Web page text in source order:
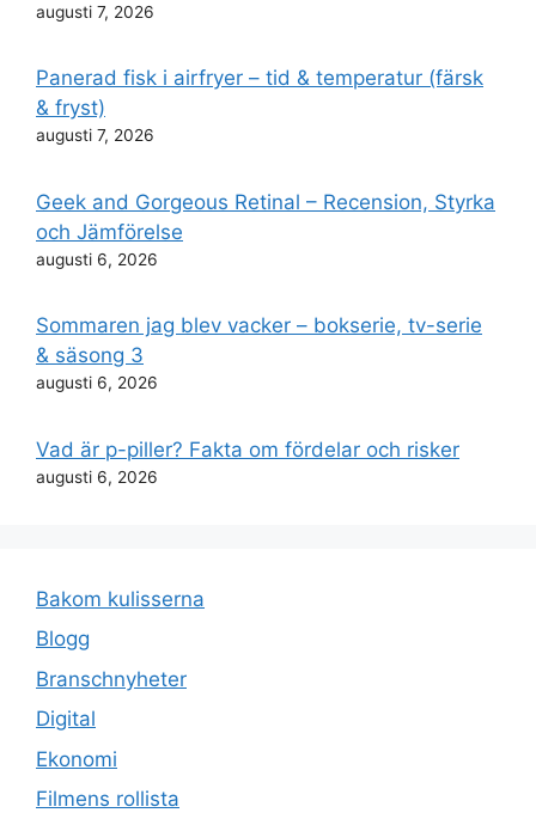
augusti 7, 2026
Panerad fisk i airfryer – tid & temperatur (färsk
& fryst)
augusti 7, 2026
Geek and Gorgeous Retinal – Recension, Styrka
och Jämförelse
augusti 6, 2026
Sommaren jag blev vacker – bokserie, tv-serie
& säsong 3
augusti 6, 2026
Vad är p-piller? Fakta om fördelar och risker
augusti 6, 2026
Bakom kulisserna
Blogg
Branschnyheter
Digital
Ekonomi
Filmens rollista